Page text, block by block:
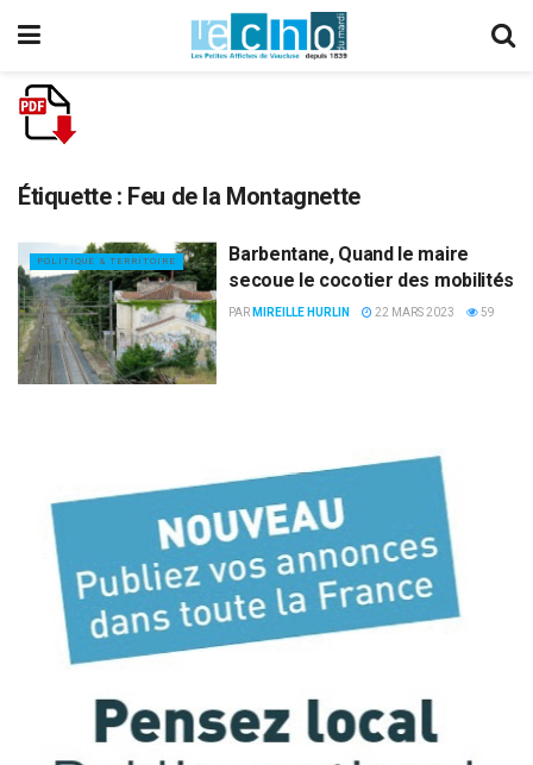
Étiquette : Feu de la Montagnette
POLITIQUE & TERRITOIRE
Barbentane, Quand le maire
secoue le cocotier des mobilités
PAR MIREILLE HURLIN 22 MARS 2023 59